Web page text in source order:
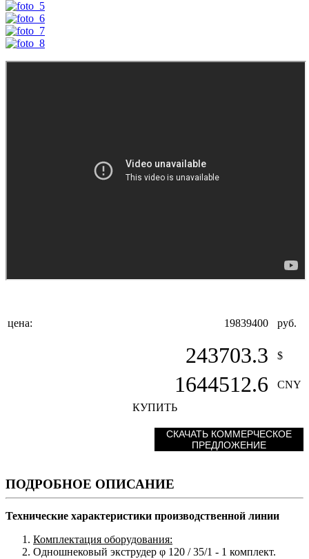
цена: 19839400 руб.
243703.3 $
1644512.6
CNY
КУПИТЬ
СКАЧАТЬ КОММЕРЧЕСКОЕ
ПРЕДЛОЖЕНИЕ
ПОДРОБНОЕ ОПИСАНИЕ
Технические характеристики производственной линии
Комплектация оборудования:
Одношнековый экструдер φ 120 / 35/1 - 1 комплект.